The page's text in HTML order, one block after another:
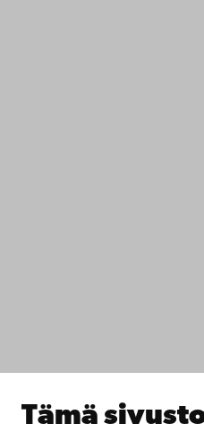
Tämä
Åbo Akademin
Lahjoita Åbo